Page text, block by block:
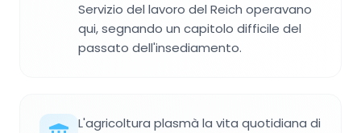
Servizio del lavoro del Reich operavano
qui, segnando un capitolo difficile del
passato dell'insediamento.
L'agricoltura plasmà la vita quotidiana di